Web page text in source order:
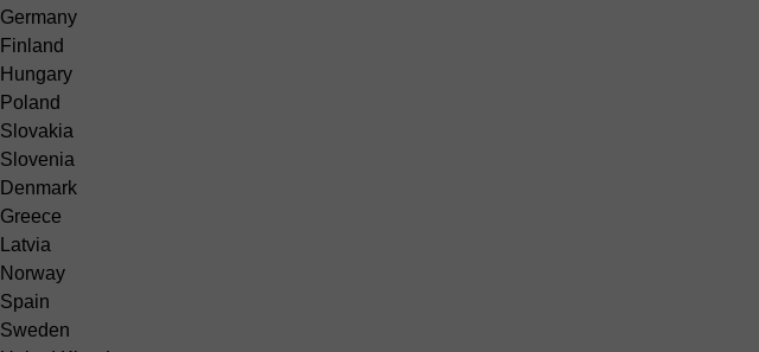
Germany
Finland
Hungary
Poland
Slovakia
Slovenia
Denmark
Greece
Latvia
Norway
Spain
Sweden